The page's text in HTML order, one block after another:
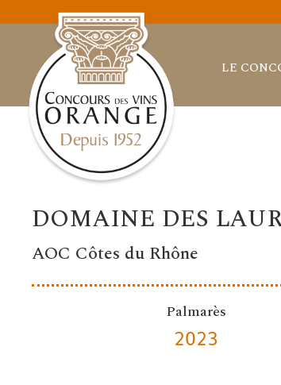
LE
DOMAINE DES
AOC Côtes du Rhône
Palmarès
2023